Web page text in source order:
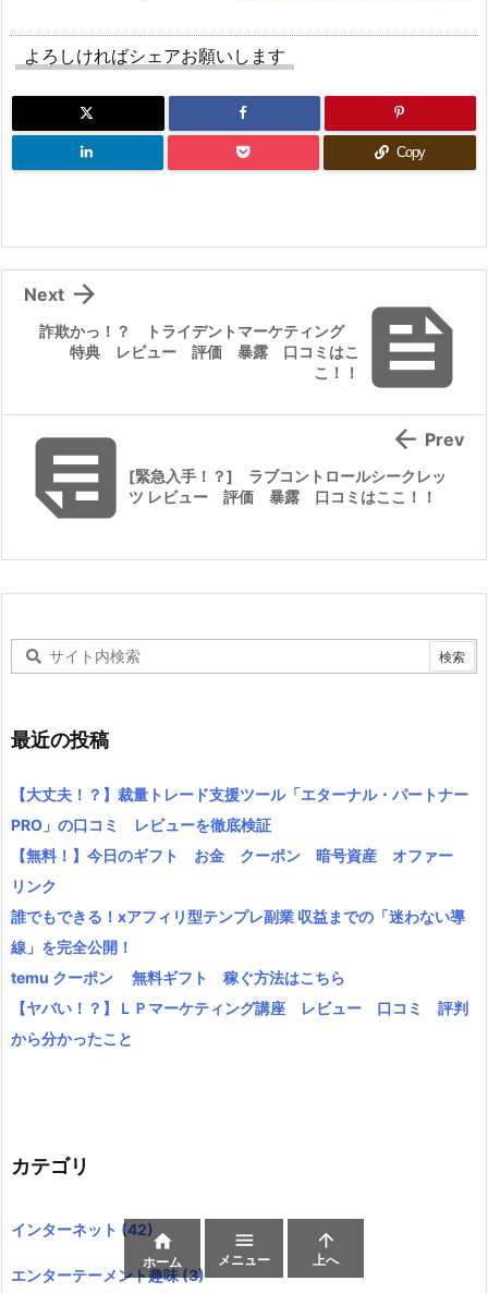
よろしければシェアお願いします
Copy

詐欺かっ！？ トライデントマーケティング
特典 レビュー 評価 暴露 口コミはこ
こ！！

Next
[緊急入手！？] ラブコントロールシークレッ
ツ レビュー 評価 暴露 口コミはここ！！
 Prev
最近の投稿
【大丈夫！？】裁量トレード支援ツール「エターナル・パートナー
PRO」の口コミ レビューを徹底検証
【無料！】今日のギフト お金 クーポン 暗号資産 オファー
リンク
誰でもできる！xアフィリ型テンプレ副業 収益までの「迷わない導
線」を完全公開！
temu クーポン 無料ギフト 稼ぐ方法はこちら
【ヤバい！？】ＬＰマーケティング講座 レビュー 口コミ 評判
から分かったこと
カテゴリ
インターネット (42)
エンターテーメント趣味(3)

ホーム

メニュー

上へ